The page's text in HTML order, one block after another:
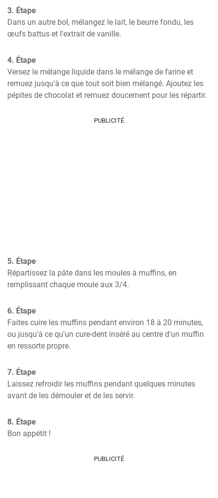
3. Étape
Dans un autre bol, mélangez le lait, le beurre fondu, les
œufs battus et l'extrait de vanille.
4. Étape
Versez le mélange liquide dans le mélange de farine et
remuez jusqu'à ce que tout soit bien mélangé. Ajoutez les
pépites de chocolat et remuez doucement pour les répartir.
PUBLICITÉ
5. Étape
Répartissez la pâte dans les moules à muffins, en
remplissant chaque moule aux 3/4.
6. Étape
Faites cuire les muffins pendant environ 18 à 20 minutes,
ou jusqu'à ce qu'un cure-dent inséré au centre d'un muffin
en ressorte propre.
7. Étape
Laissez refroidir les muffins pendant quelques minutes
avant de les démouler et de les servir.
8. Étape
Bon appétit !
PUBLICITÉ